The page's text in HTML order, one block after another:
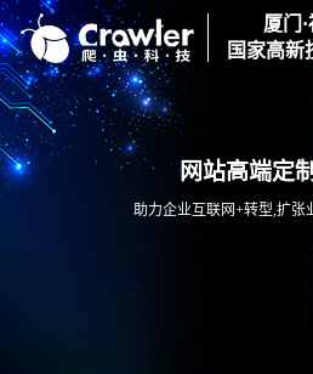
厦门
国家高新
网站高端定
助力企业互联网+转型,扩张